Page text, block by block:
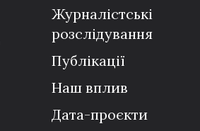
Журналістські
розслідування
Публікації
Наш вплив
Дата-проєкти